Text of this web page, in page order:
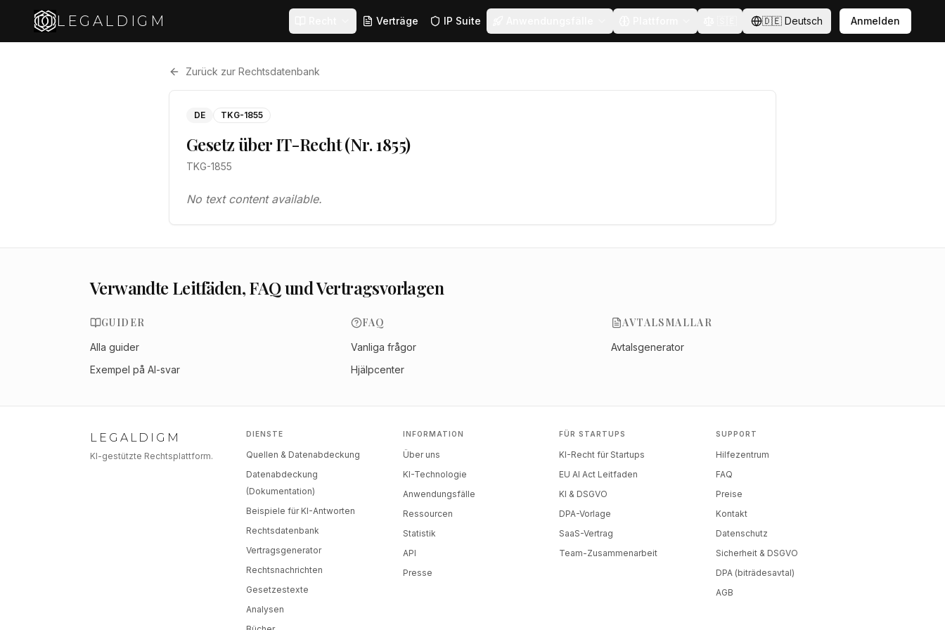
LEGALDIGM Verträge IP Suite 🇩🇪 Deutsch Anmelden
Zurück zur Rechtsdatenbank
DE TKG-1855
Gesetz über IT-Recht (Nr. 1855)
TKG-1855
No text content available.
Verwandte Leitfäden, FAQ und Vertragsvorlagen
GUIDER
Alla guider
Exempel på AI-svar
FAQ
Vanliga frågor
Hjälpcenter
AVTALSMALLAR
Avtalsgenerator
LEGALDIGM
KI-gestützte Rechtsplattform.
DIENSTE
Quellen & Datenabdeckung
Datenabdeckung
(Dokumentation)
Beispiele für KI-Antworten
Rechtsdatenbank
Vertragsgenerator
Rechtsnachrichten
Gesetzestexte
Analysen
INFORMATION
Über uns
KI-Technologie
Anwendungsfälle
Ressourcen
Statistik
API
Presse
FÜR STARTUPS
KI-Recht für Startups
EU AI Act Leitfaden
KI & DSGVO
DPA-Vorlage
SaaS-Vertrag
Team-Zusammenarbeit
SUPPORT
Hilfezentrum
FAQ
Preise
Kontakt
Datenschutz
Sicherheit & DSGVO
DPA (biträdesavtal)
AGB